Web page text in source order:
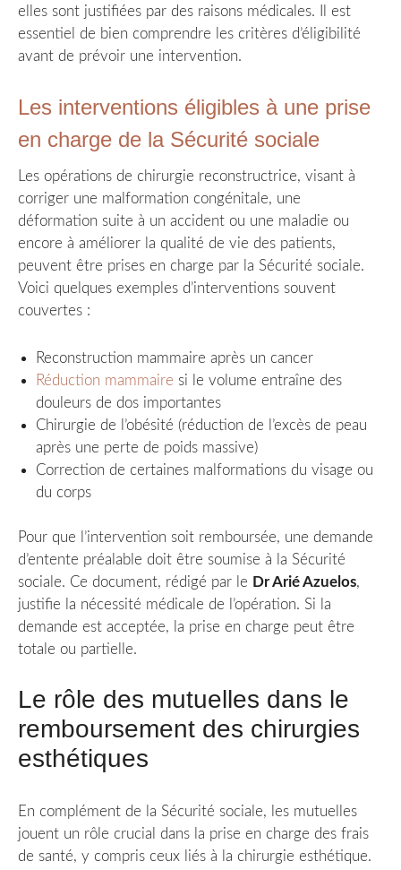
elles sont justifiées par des raisons médicales. Il est
essentiel de bien comprendre les critères d’éligibilité
avant de prévoir une intervention.
Les interventions éligibles à une prise
en charge de la Sécurité sociale
Les opérations de chirurgie reconstructrice, visant à
corriger une malformation congénitale, une
déformation suite à un accident ou une maladie ou
encore à améliorer la qualité de vie des patients,
peuvent être prises en charge par la Sécurité sociale.
Voici quelques exemples d’interventions souvent
couvertes :
Reconstruction mammaire après un cancer
Réduction mammaire si le volume entraîne des
douleurs de dos importantes
Chirurgie de l’obésité (réduction de l’excès de peau
après une perte de poids massive)
Correction de certaines malformations du visage ou
du corps
Pour que l’intervention soit remboursée, une demande
d’entente préalable doit être soumise à la Sécurité
sociale. Ce document, rédigé par le Dr Arié Azuelos,
justifie la nécessité médicale de l’opération. Si la
demande est acceptée, la prise en charge peut être
totale ou partielle.
Le rôle des mutuelles dans le
remboursement des chirurgies
esthétiques
En complément de la Sécurité sociale, les mutuelles
jouent un rôle crucial dans la prise en charge des frais
de santé, y compris ceux liés à la chirurgie esthétique.